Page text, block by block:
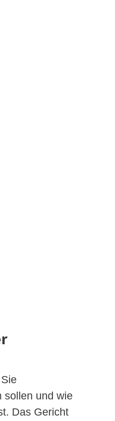
sollen und wie
Das Gericht